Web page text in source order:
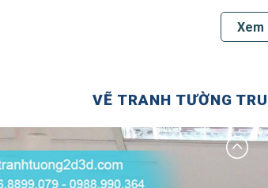
Xem
VẼ TRANH TƯỜNG